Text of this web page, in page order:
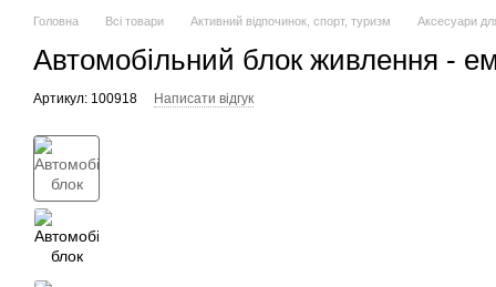
Головна Всі товари Активний відпочинок, спорт, туризм Аксесуари
Автомобільний блок живлення -
Артикул: 100918 Написати відгук